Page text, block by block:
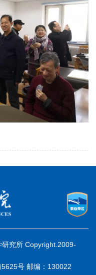
究所 Copyright.2009-
号 邮编：130022